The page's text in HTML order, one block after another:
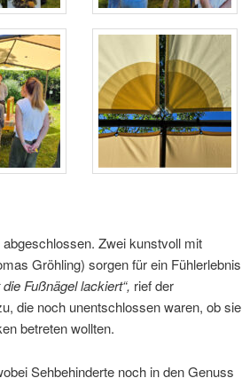
abgeschlossen. Zwei kunstvoll mit
Gröhling) sorgen für ein Fühlerlebnis
Fußnägel lackiert“, rief der
die noch unentschlossen waren, ob sie
betreten wollten.
Sehbehinderte noch in den Genuss